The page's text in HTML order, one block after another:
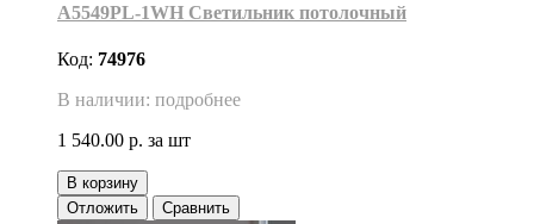
A5549PL-1WH Светильник потолочный
Код: 74976
В наличии: подробнее
1 540.00 р. за шт
В корзину
Отложить
Сравнить